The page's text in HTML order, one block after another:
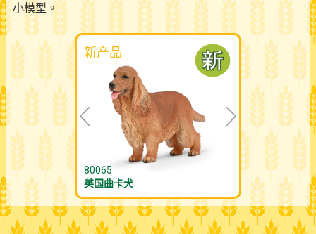
小模型。
新产品
80065
英国曲卡犬